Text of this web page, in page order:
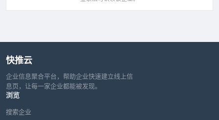
快推云
企业信息聚合平台，帮助企业快速建立线上信
息页，让每一家企业都能被发现。
浏览
搜索企业